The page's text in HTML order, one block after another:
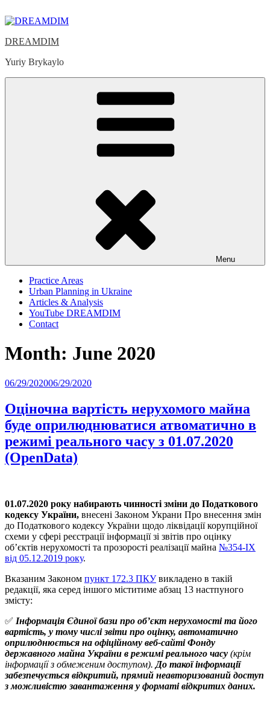
to
DREAMDIM
Yuriy Brykaylo
Menu
Practice Areas
Urban Planning in Ukraine
Articles & Analysis
YouTube DREAMDIM
Contact
Month: June 2020
Posted
06/29/202006/29/2020
Оціночна вартість нерухомого майна
буде оприлюднюватися атвоматично в
режимі реального часу з 01.07.2020
(OpenData)
01.07.2020 року набирають чинності зміни до Податкового
кодексу України, внесені Законом Украни Про внесення змін
до Податкового кодексу України щодо ліквідації корупційної
схеми у сфері реєстрації інформації зі звітів про оцінку
об’єктів нерухомості та прозорості реалізації майна №354-IX
від 05.12.2019 року.
Вказаним Законом пункт 172.3 ПКУвикладено в такій
редакції, яка серед іншого міститиме абзац 13 настпуного
змісту:
✅ Інформація Єдиної бази про об’єкт нерухомості та його
вартість, у тому числі звіти про оцінку, автоматично
оприлюднюється на офіційному веб-сайті Фонду
державного майна України в режимі реального часу (крім
інформації з обмеженим доступом). До такої інформації
забезпечується відкритий, прямий неавторизований доступ
з можливістю завантаження у форматі відкритих даних.